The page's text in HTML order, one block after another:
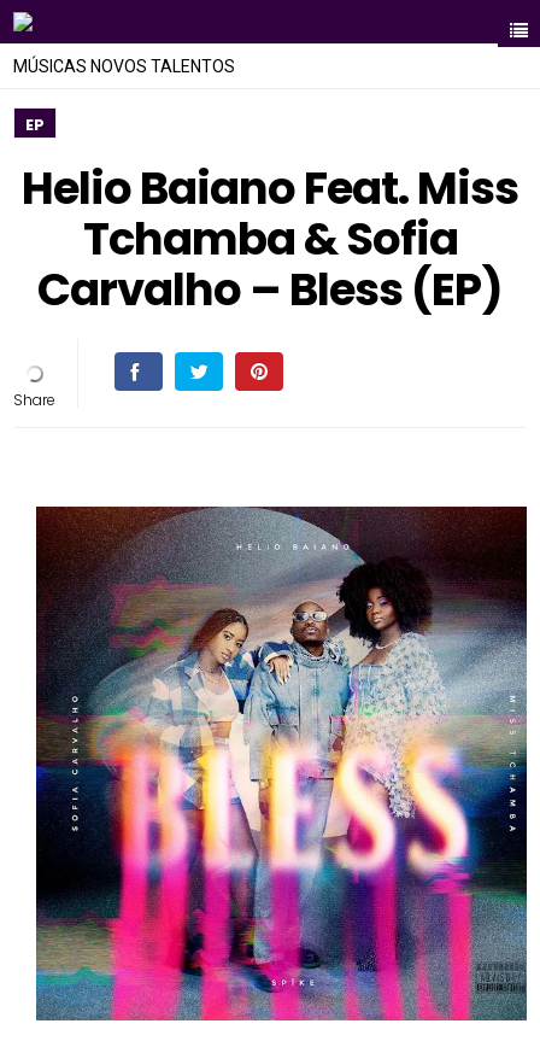
MÚSICAS NOVOS TALENTOS
EP
Helio Baiano Feat. Miss
Tchamba & Sofia
Carvalho – Bless (EP)